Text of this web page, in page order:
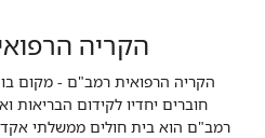
הקריה
הקריה הרפואית רמב"ם - מקום בו
חוברים יחדיו לקידום הבריאות
רמב"ם הוא בית חולים ממשלתי